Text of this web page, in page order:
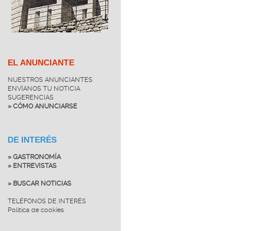
EL ANUNCIANTE
NUESTROS ANUNCIANTES
ENVÍANOS TU NOTICIA
SUGERENCIAS
» CÓMO ANUNCIARSE
DE INTERÉS
» GASTRONOMÍA
» ENTREVISTAS
» BUSCAR NOTICIAS
TELÉFONOS DE INTERÉS
Política de cookies